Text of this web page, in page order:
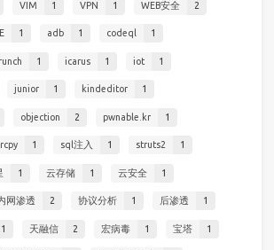
VIM 1 VPN 1 WEB安全 2
1 adb 1 codeql 1
1 icarus 1 iot 1
junior 1 kindeditor 1
objection 2 pwnable.kr 1
1 sql注入 1 struts2 1
1 云存储 1 云安全 1
网渗透 2 协议分析 1 后渗透 1
1 天融信 2 宏病毒 1 宝塔 1